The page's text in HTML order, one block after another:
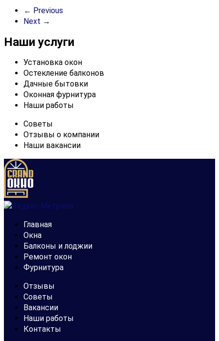
← Previous
Next →
Наши услуги
Установка окон
Остекление балконов
Дачные бытовки
Оконная фурнитура
Наши работы
Советы
Отзывы о компании
Наши вакансии
Главная
Окна
Балконы и лоджии
Ремонт окон
Фурнитура
Отзывы
Советы
Вакансии
Наши работы
Контакты